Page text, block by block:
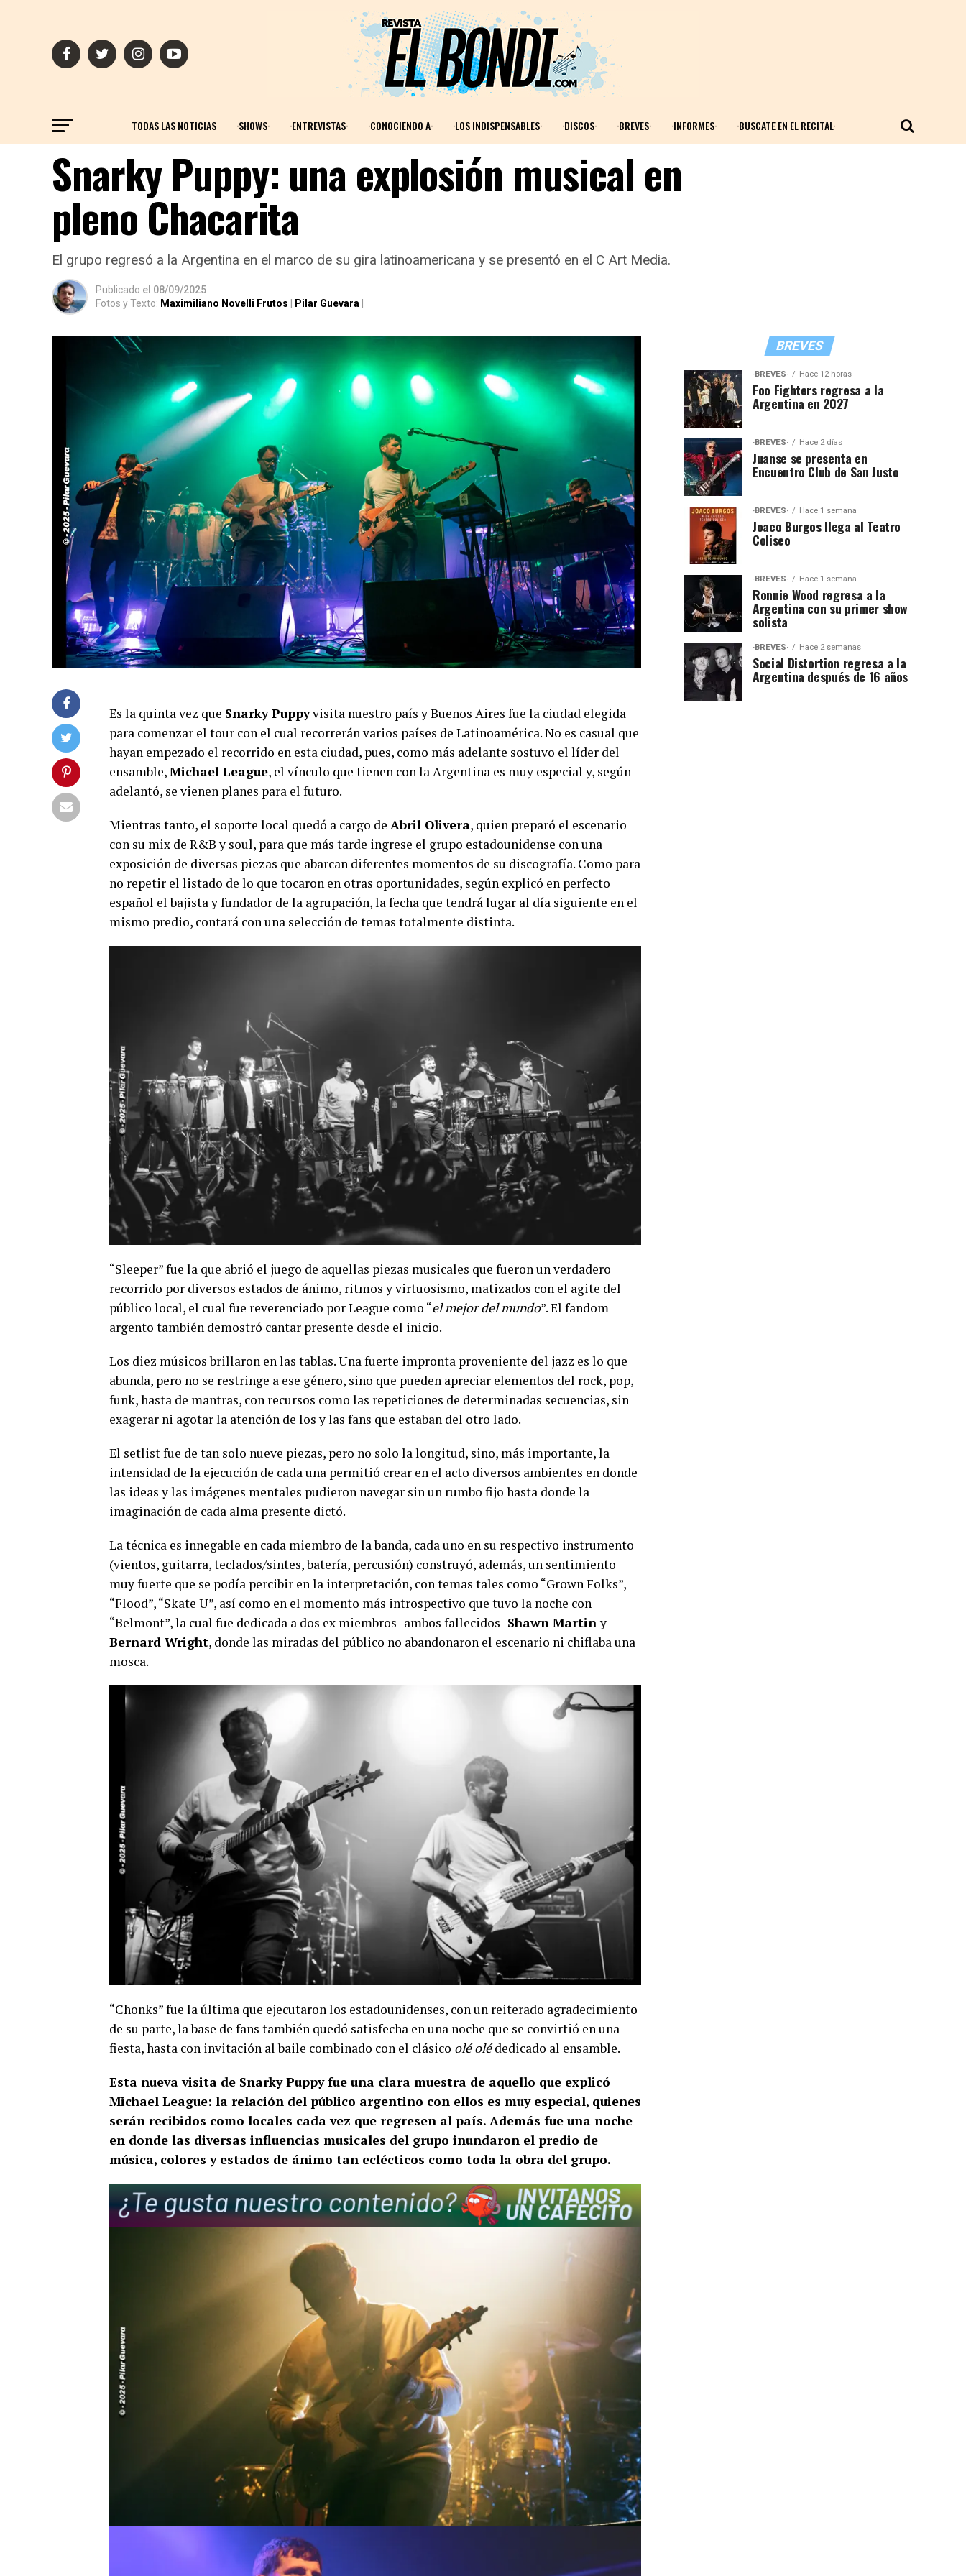
TODAS LAS NOTICIAS ·SHOWS· ·ENTREVISTAS· ·CONOCIENDO A· ·LOS INDISPENSABLES· ·DISCOS· ·BREVES· ·INFORMES· ·BUSCATE EN EL RECITAL·
Snarky Puppy: una explosión musical en
pleno Chacarita
El grupo regresó a la Argentina en el marco de su gira latinoamericana y se presentó en el C Art Media.
Publicado el 08/09/2025
Fotos y Texto: Maximiliano Novelli Frutos Pilar Guevara
Es la quinta vez que Snarky Puppyvisita nuestro país y Buenos Aires fue la ciudad elegida
para comenzar el tour con el cual recorrerán varios países de Latinoamérica. No es casual que
hayan empezado el recorrido en esta ciudad, pues, como más adelante sostuvo el líder del
ensamble,Michael League, el vínculo que tienen con la Argentina es muy especial y, según
adelantó, se vienen planes para el futuro.
Mientras tanto, el soporte local quedó a cargo de Abril Olivera, quien preparó el escenario
con su mix de R&B y soul, para que más tarde ingrese el grupo estadounidense con una
exposición de diversas piezas que abarcan diferentes momentos de su discografía. Como para
no repetir el listado de lo que tocaron en otras oportunidades, según explicó en perfecto
español el bajista y fundador de la agrupación, la fecha que tendrá lugar al día siguiente en el
mismo predio, contará con una selección de temas totalmente distinta.
“Sleeper” fue la que abrió el juego de aquellas piezas musicales que fueron un verdadero
recorrido por diversos estados de ánimo, ritmos y virtuosismo, matizados con el agite del
público local, el cual fue reverenciado por League como “el mejor del mundo”. El fandom
argento también demostró cantar presente desde el inicio.
Los diez músicos brillaron en las tablas. Una fuerte impronta proveniente del jazz es lo que
abunda, pero no se restringe a ese género, sino que pueden apreciar elementos del rock, pop,
funk, hasta de mantras, con recursos como las repeticiones de determinadas secuencias, sin
exagerar ni agotar la atención de los y las fans que estaban del otro lado.
El setlist fue de tan solo nueve piezas, pero no solo la longitud, sino, más importante, la
intensidad de la ejecución de cada una permitió crear en el acto diversos ambientes en donde
las ideas y las imágenes mentales pudieron navegar sin un rumbo fijo hasta donde la
imaginación de cada alma presente dictó.
La técnica es innegable en cada miembro de la banda, cada uno en su respectivo instrumento
(vientos, guitarra, teclados/sintes, batería, percusión) construyó, además, un sentimiento
muy fuerte que se podía percibir en la interpretación, con temas tales como “Grown Folks”,
“Flood”, “Skate U”, así como en el momento más introspectivo que tuvo la noche con
“Belmont”, la cual fue dedicada a dos ex miembros -ambos fallecidos- Shawn Martiny
Bernard Wright, donde las miradas del público no abandonaron el escenario ni chiflaba una
mosca.
“Chonks” fue la última que ejecutaron los estadounidenses, con un reiterado agradecimiento
de su parte, la base de fans también quedó satisfecha en una noche que se convirtió en una
fiesta, hasta con invitación al baile combinado con el clásico olé olédedicado al ensamble.
Esta nueva visita de Snarky Puppy fue una clara muestra de aquello que explicó
Michael League: la relación del público argentino con ellos es muy especial, quienes
serán recibidos como locales cada vez que regresen al país. Además fue una noche
en donde las diversas influencias musicales del grupo inundaron el predio de
música, colores y estados de ánimo tan eclécticos como toda la obra del grupo.
BREVES
·BREVES· Hace 12 horas
Foo Fighters regresa a la
Argentina en 2027
·BREVES· Hace 2 días
Juanse se presenta en
Encuentro Club de San Justo
·BREVES· Hace 1 semana
Joaco Burgos llega al Teatro
Coliseo
·BREVES· Hace 1 semana
Ronnie Wood regresa a la
Argentina con su primer show
solista
·BREVES· Hace 2 semanas
Social Distortion regresa a la
Argentina después de 16 años